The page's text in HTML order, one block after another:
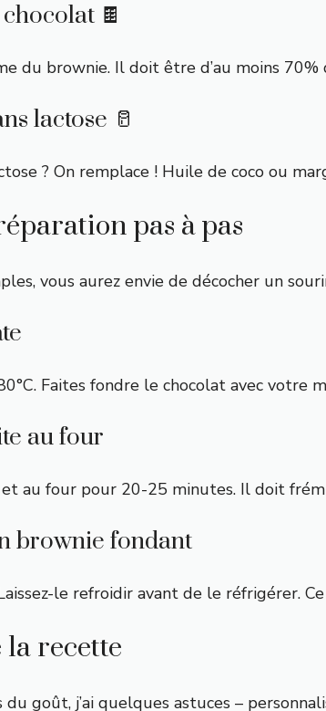
🍫
du brownie. Il doit être d’au moins
lactose 🥛
? On remplace ! Huile de coco ou
pas à pas
vous aurez envie de décocher un
Faites fondre le chocolat avec votre
au four
et au four pour 20-25 minutes. Il doit
brownie fondant
le refroidir avant de le réfrigérer.
la recette
goût, j’ai quelques astuces –